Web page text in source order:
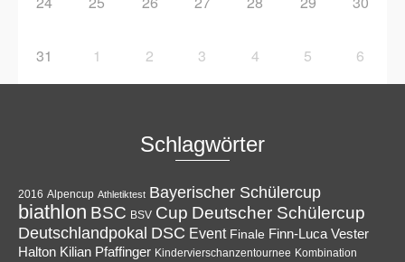
31 1 2 3 4 5 6
Schlagwörter
2016 Alpencup Athletiktest Bayerischer Schülercup
biathlon BSC BSV Cup Deutscher Schülercup
Deutschlandpokal DSC Event Finale Finn-Luca Vester
Halton Kilian Pfaffinger Kindervierschanzentournee Kombination